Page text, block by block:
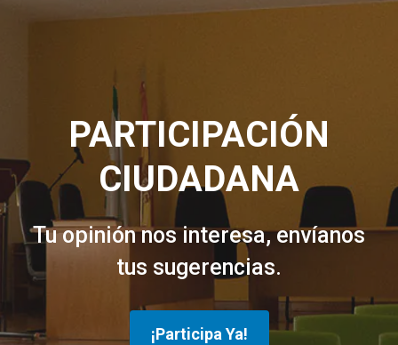
PARTICIPACIÓN
CIUDADANA
Tu opinión nos interesa, envíanos
tus sugerencias.
¡Participa Ya!